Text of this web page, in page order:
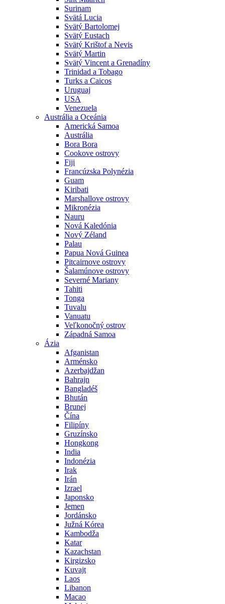
Surinam
Svätá Lucia
Svätý Bartolomej
Svätý Eustach
Svätý Krištof a Nevis
Svätý Martin
Svätý Vincent a Grenadíny
Trinidad a Tobago
Turks a Caicos
Uruguaj
USA
Venezuela
Austrália a Oceánia
Americká Samoa
Austrália
Bora Bora
Cookove ostrovy
Fiji
Francúzska Polynézia
Guam
Kiribati
Marshallove ostrovy
Mikronézia
Nauru
Nová Kaledónia
Nový Zéland
Palau
Papua Nová Guinea
Pitcairnove ostrovy
Šalamúnove ostrovy
Severné Mariany
Tahiti
Tonga
Tuvalu
Vanuatu
Veľkonočný ostrov
Západná Samoa
Ázia
Afganistan
Arménsko
Azerbajdžan
Bahrajn
Bangladéš
Bhután
Brunej
Čína
Filipíny
Gruzínsko
Hongkong
India
Indonézia
Irak
Irán
Izrael
Japonsko
Jemen
Jordánsko
Južná Kórea
Kambodža
Katar
Kazachstan
Kirgizsko
Kuvajt
Laos
Libanon
Macao